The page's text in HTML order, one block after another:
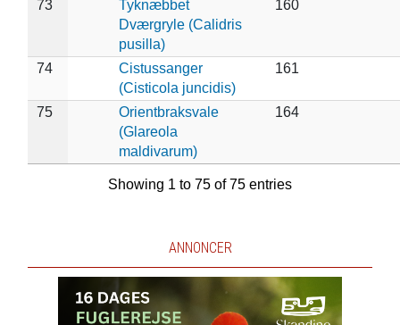
73
Tyknæbbet
Dværgryle (Calidris
pusilla)
160
74
Cistussanger
(Cisticola juncidis)
161
75
Orientbraksvale
(Glareola
maldivarum)
164
Showing 1 to 75 of 75 entries
ANNONCER